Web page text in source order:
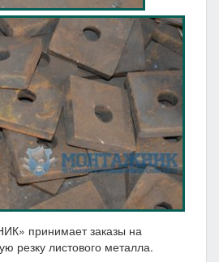
принимает заказы на
резку листового металла.